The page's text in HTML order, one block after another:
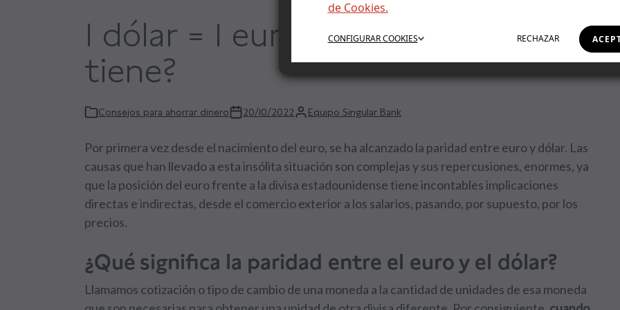
de Cookies.
RECHAZAR
CONFIGURARCOOKIES
1 dólar = 1 euro ¿Qué implicaciones
tiene?
Consejos para ahorrar dinero 20/10/2022 Equipo Singular Bank
Por primera vez desde el nacimiento del euro, se ha alcanzado la paridad entre euro y dólar. Las
causas que han llevado a esta insólita situación son complejas y sus repercusiones, enormes, ya
que la posición del euro frente a la divisa estadounidense tiene incontables implicaciones
directas e indirectas, desde el comercio exterior a los salarios, pasando, por supuesto, por los
precios.
¿Qué significa la paridad entre el euro y el dólar?
Llamamos cotización o tipo de cambio de una moneda a la cantidad de unidades de esa moneda